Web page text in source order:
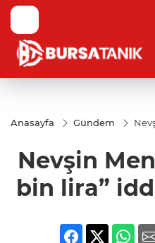
Anasayfa Gündem
lira”
Nevşin
bin lira”